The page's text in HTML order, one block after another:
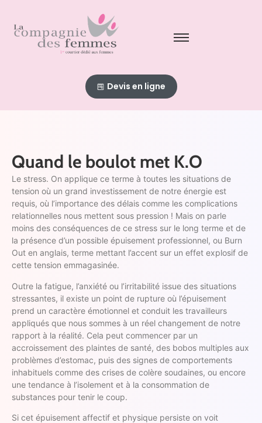
Devis en ligne
Quand le boulot met K.O
Le stress. On applique ce terme à toutes les situations de
tension où un grand investissement de notre énergie est
requis, où l’importance des délais comme les complications
relationnelles nous mettent sous pression ! Mais on parle
moins des conséquences de ce stress sur le long terme et de
la présence d’un possible épuisement professionnel, ou Burn
Out en anglais, terme mettant l’accent sur un effet explosif de
cette tension emmagasinée.
Outre la fatigue, l’anxiété ou l’irritabilité issue des situations
stressantes, il existe un point de rupture où l’épuisement
prend un caractère émotionnel et conduit les travailleurs
appliqués que nous sommes à un réel changement de notre
rapport à la réalité. Cela peut commencer par un
accroissement des plaintes de santé, des bobos multiples aux
problèmes d’estomac, puis des signes de comportements
inhabituels comme des crises de colère soudaines, ou encore
une tendance à l’isolement et à la consommation de
substances pour tenir le coup.
Si cet épuisement affectif et physique persiste on voit